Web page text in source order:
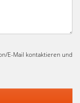
E-Mail kontaktieren und